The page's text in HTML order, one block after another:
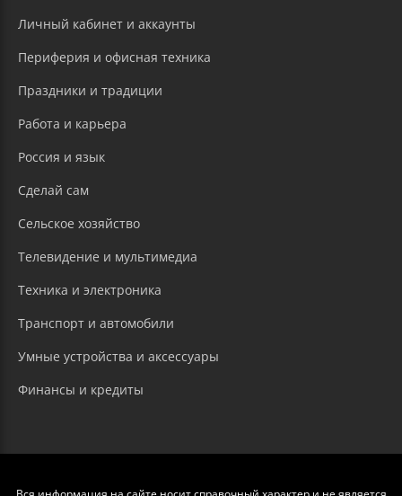
Личный кабинет и аккаунты
Периферия и офисная техника
Праздники и традиции
Работа и карьера
Россия и язык
Сделай сам
Сельское хозяйство
Телевидение и мультимедиа
Техника и электроника
Транспорт и автомобили
Умные устройства и аксессуары
Финансы и кредиты